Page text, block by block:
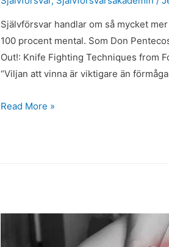
Självförsvar handlar om så mycket
100 procent mental. Som Don
Out!: Knife Fighting Techniques from
“Viljan att vinna är viktigare än
Krav
Read More »